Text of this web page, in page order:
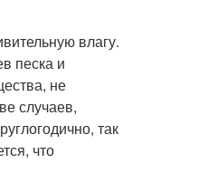
влагу.
песка и
не
случаев,
так
что